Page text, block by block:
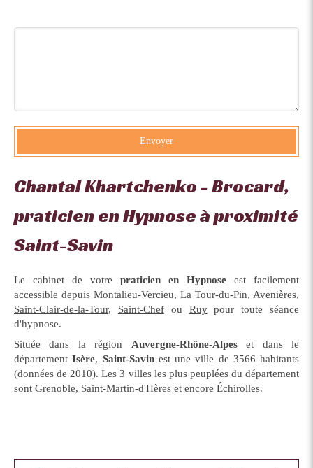
Envoyer
Chantal Khartchenko - Brocard,
praticien en Hypnose à proximité
Saint-Savin
Le cabinet de votre praticien en Hypnose est facilement
accessible depuis Montalieu-Vercieu, La Tour-du-Pin, Avenières,
Saint-Clair-de-la-Tour, Saint-Chefou Ruypour toute séance
d'hypnose.
Située dans la région Auvergne-Rhône-Alpeset dans le
départementIsère, Saint-Savinest une ville de 3566 habitants
(données de 2010). Les 3 villes les plus peuplées du département
sont Grenoble, Saint-Martin-d'Hères et encore Échirolles.